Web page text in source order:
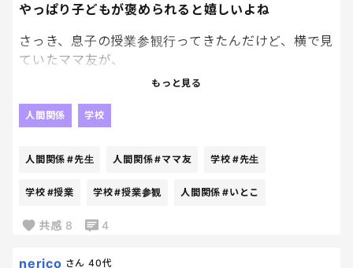
やっぱり子どもが褒められると嬉しいよね
さっき、息子の授業参観行ってきたんだけど、横で見
ていたママ友が、
ーム（みんながチャットできる場所）で、みんなの
く優しい！優しさが溢れてるよ。」
ええーーーーー
youtube見てるのかと思ったら、そんなことしてた
もっと見る
人間関係 学校
人間関係 #先生 人間関係#ママ友 学校 #先生
学校 #授業 学校#授業参観 人間関係 #いとこ
共感 8 4
nerico さん 40代